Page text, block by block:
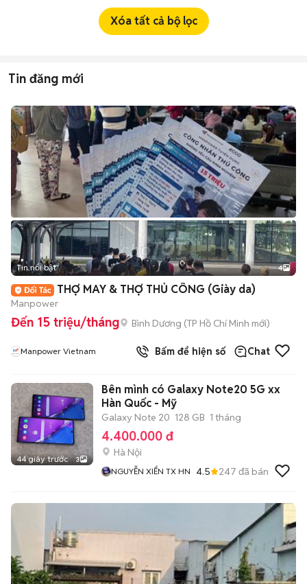
Xóa tất cả bộ lọc
Tin đăng mới
Tin nổi bật 4
THỢ MAY & THỢ THỦ CÔNG (Giày da)
Manpower
Đến 15 triệu/tháng Bình Dương (TP Hồ Chí Minh mới)
Manpower Vietnam Bấm để hiện số Chat
44 giây trước 3
Bên mình có Galaxy Note20 5G xx
Hàn Quốc - Mỹ
Galaxy Note 20 128 GB 1 tháng
4.400.000 đ
Hà Nội
NGUYỄN XIỂN TX HN 4.5 247 đã bán